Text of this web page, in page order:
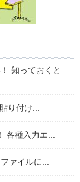
知っておくと
り付け...
各種入力エ...
ァイルに...